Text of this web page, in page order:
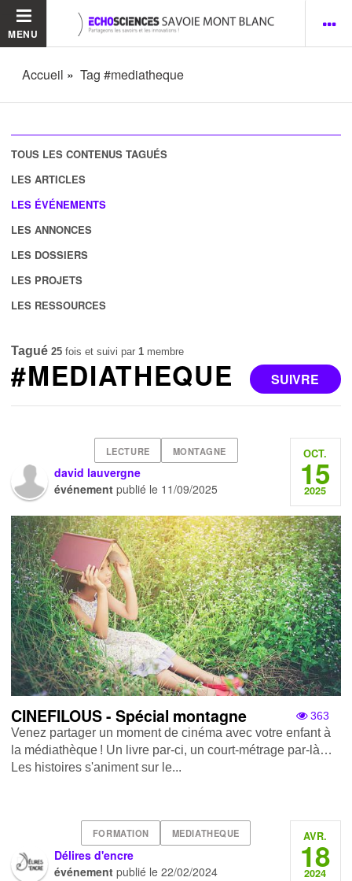
MENU
Accueil Tag #mediatheque
TOUS LES CONTENUS TAGUÉS
LES ARTICLES
LES ÉVÉNEMENTS
LES ANNONCES
LES DOSSIERS
LES PROJETS
LES RESSOURCES
Tagué 25 fois et suivi par 1 membre
SUIVRE
#MEDIATHEQUE
LECTURE MONTAGNE
david lauvergne
événement publié le 11/09/2025
OCT.
15
2025
363
CINEFILOUS - Spécial montagne
Venez partager un moment de cinéma avec votre enfant à
la médiathèque ! Un livre par-ci, un court-métrage par-là…
Les histoires s'animent sur le...
FORMATION MEDIATHEQUE
Délires d'encre
événement publié le22/02/2024
AVR.
18
2024